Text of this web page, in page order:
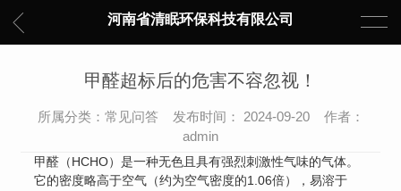
河南省清眠环保科技有限公司
甲醛超标后的危害不容忽视！
所属分类：常见问答 发布时间： 2024-09-20 作者：
admin
甲醛（HCHO）是一种无色且具有强烈刺激性气味的气体。
它的密度略高于空气（约为空气密度的1.06倍），易溶于